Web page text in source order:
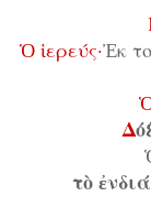
Ὁ ἱ­ε­ρεύς·Ἐκ
Δ
τὸ